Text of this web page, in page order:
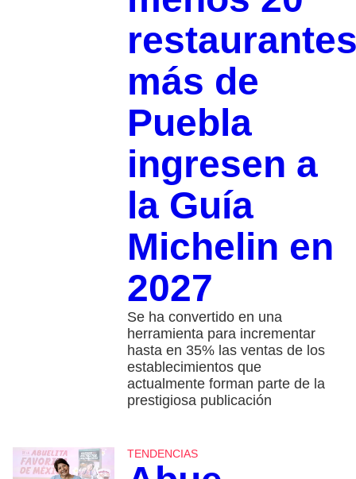
más de
Puebla
ingresen a
la Guía
Michelin en
2027
Se ha convertido en una
herramienta para incrementar
hasta en 35% las ventas de los
establecimientos que
actualmente forman parte de la
prestigiosa publicación
TENDENCIAS